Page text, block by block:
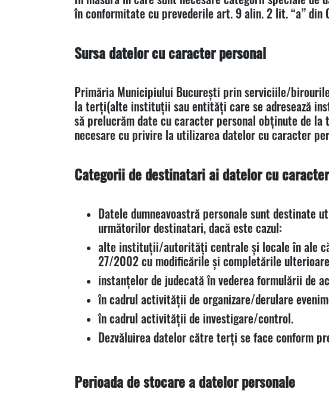
în conformitate cu prevederile art. 9 alin. 2 lit. “a” din
Sursa datelor cu caracter personal
Primăria Municipiului București prin serviciile/
la terți(alte instituții sau entități care se adresează
să prelucrăm date cu caracter personal obținute de
necesare cu privire la utilizarea datelor cu caracter
Categorii de destinatari ai datelor cu
Datele dumneavoastră personale sunt
următorilor destinatari, dacă este cazul:
alte instituții/autorități centrale și locale în ale
27/2002 cu modificările și completările
instanțelor de judecată în vederea formulării de
în cadrul activității de organizare/derulare
în cadrul activității de investigare/control.
Dezvăluirea datelor către terți se face conform
Perioada de stocare a datelor personale